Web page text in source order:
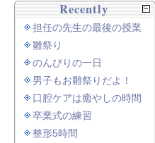
Recently
担任の先生の最後の授業
雛祭り
のんびりの一日
男子もお雛祭りだよ！
口腔ケアは癒やしの時間
卒業式の練習
整形5時間